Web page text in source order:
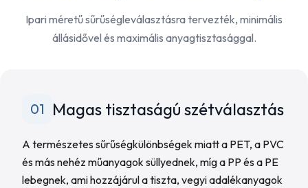
Ipari méretű sűrűségleválasztásra tervezték, minimális
állásidővel és maximális anyagtisztasággal.
01 Magas tisztaságú szétválasztás
A természetes sűrűségkülönbségek miatt a PET, a PVC
és más nehéz műanyagok süllyednek, míg a PP és a PE
lebegnek, ami hozzájárul a tiszta, vegyi adalékanyagok